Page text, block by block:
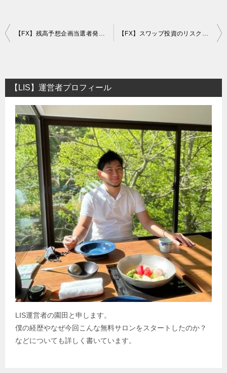
投
ビ
ゲ
【FX】残高予想企画当選者発表！最終的に5万円を○倍に増やしました。 【FX】スワップ投資のリスクとは？両建てだけで儲かる証券会社は怪しい？
【LIS】運営者プロフィール
LIS運営者の園田と申します。
僕の経歴やなぜ今回こんな無料サロンをスタートしたのか？
などについても詳しく書いています。